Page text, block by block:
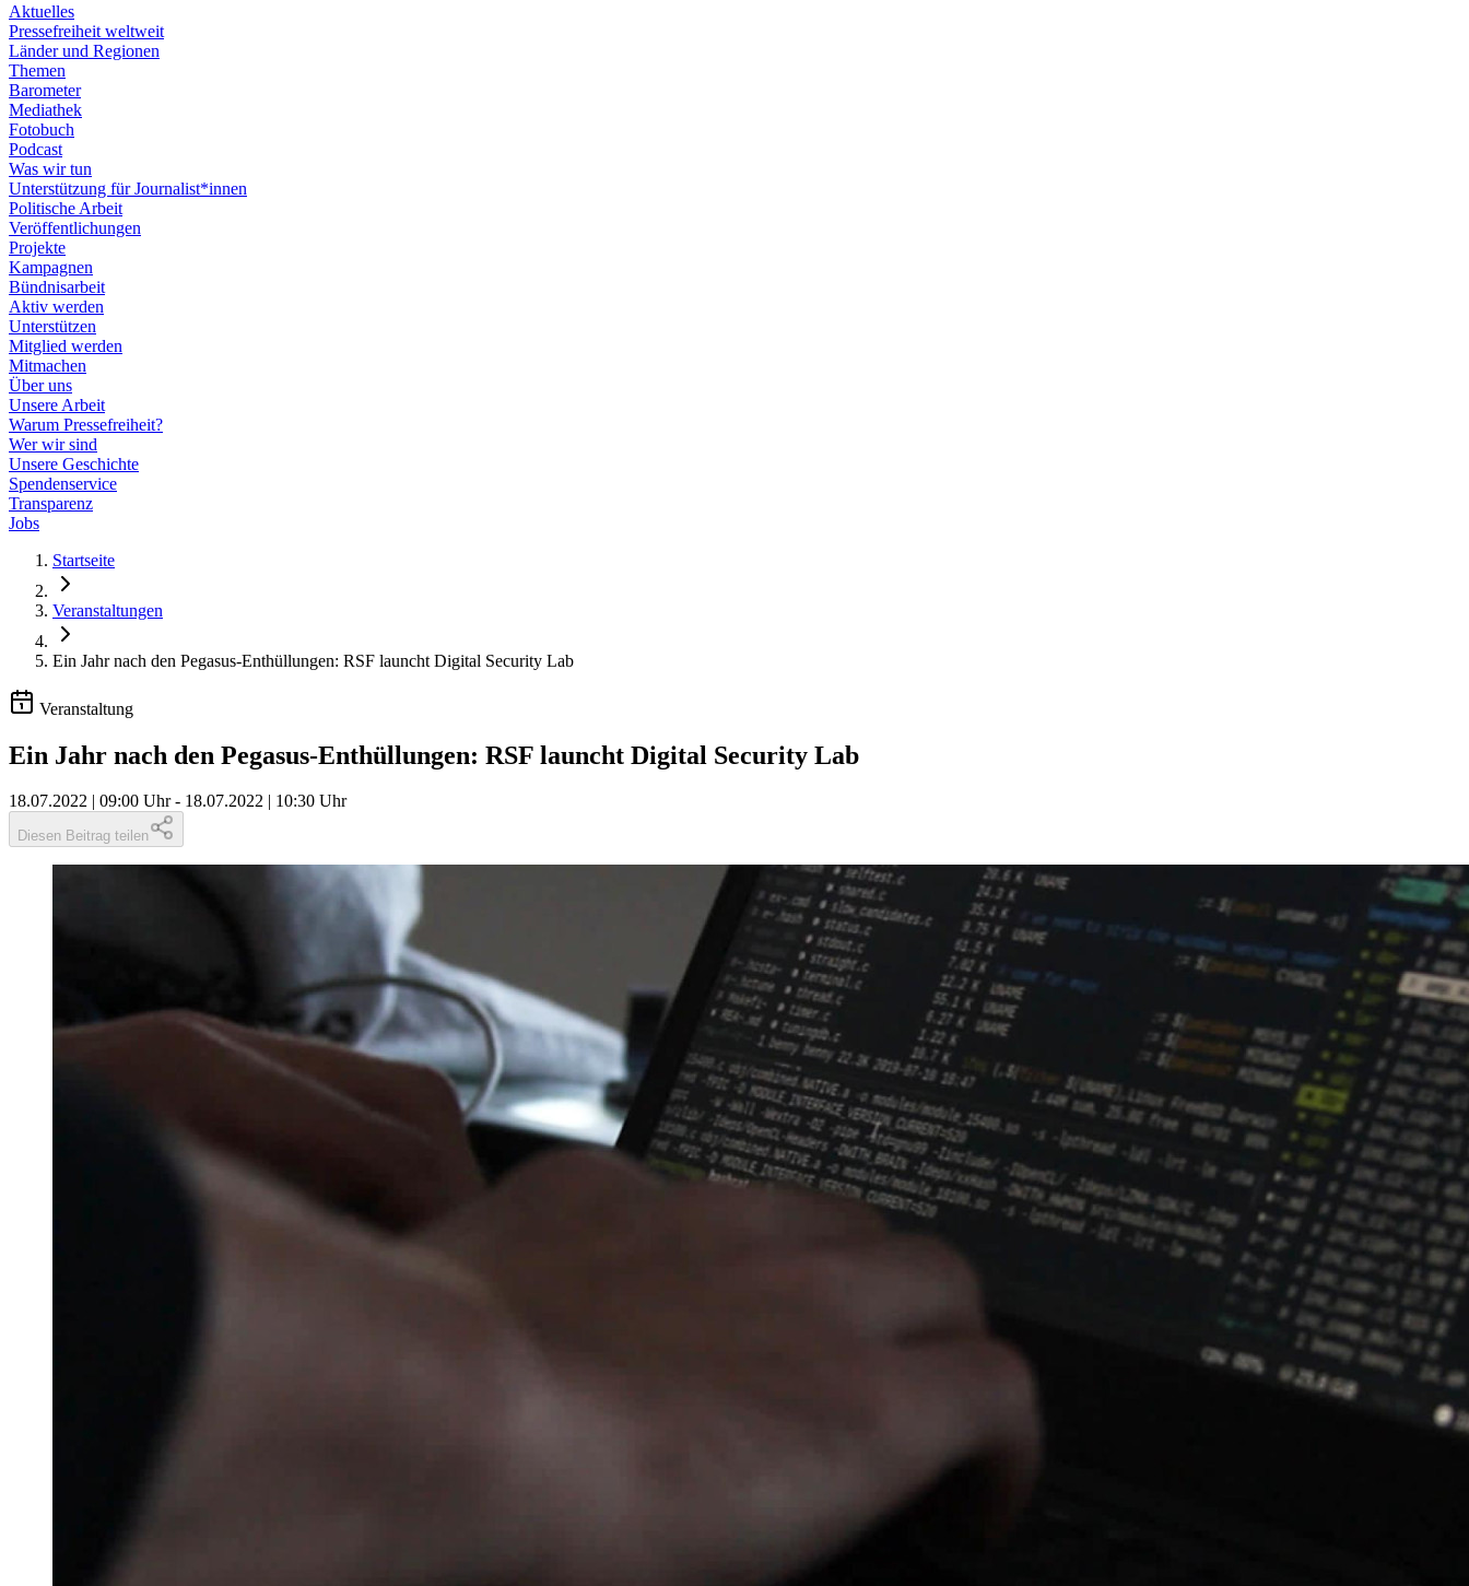
Aktuelles
Pressefreiheit weltweit
Länder und Regionen
Themen
Barometer
Mediathek
Fotobuch
Podcast
Was wir tun
Unterstützung für Journalist*innen
Politische Arbeit
Veröffentlichungen
Projekte
Kampagnen
Bündnisarbeit
Aktiv werden
Unterstützen
Mitglied werden
Mitmachen
Über uns
Unsere Arbeit
Warum Pressefreiheit?
Wer wir sind
Unsere Geschichte
Spendenservice
Transparenz
Jobs
Startseite
Veranstaltungen
Ein Jahr nach den Pegasus-Enthüllungen: RSF launcht Digital Security Lab
Veranstaltung
Ein Jahr nach den Pegasus-Enthüllungen: RSF launcht Digital Security Lab
18.07.2022 | 09:00 Uhr- 18.07.2022 | 10:30 Uhr
Diesen Beitrag teilen